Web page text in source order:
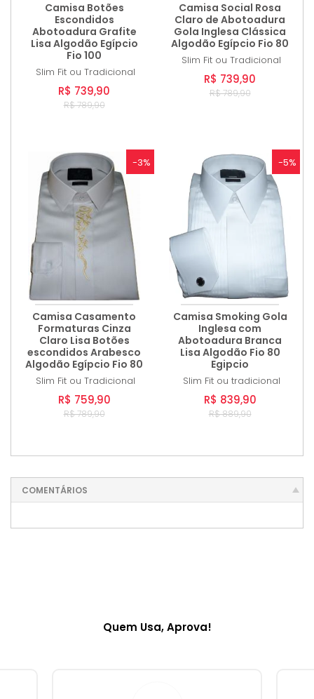
Camisa Botões
Escondidos
Abotoadura Grafite
Lisa Algodão Egípcio
Fio 100
Slim Fit ou Tradicional
R$ 739,90
R$ 789,90
Camisa Social Rosa
Claro de Abotoadura
Gola Inglesa Clássica
Algodão Egípcio Fio 80
Slim Fit ou Tradicional
R$ 739,90
R$ 789,90
-3%
Camisa Casamento
Formaturas Cinza
Claro Lisa Botões
escondidos Arabesco
Algodão Egípcio Fio 80
Slim Fit ou Tradicional
R$ 759,90
R$ 789,90
-5%
Camisa Smoking Gola
Inglesa com
Abotoadura Branca
Lisa Algodão Fio 80
Egipcio
Slim Fit ou tradicional
R$ 839,90
R$ 889,90
COMENTÁRIOS
Quem Usa, Aprova!